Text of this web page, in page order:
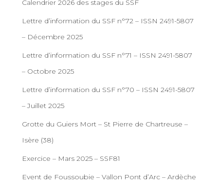
Calendrier 2026 des stages du SSF
Lettre d’information du SSF n°72 – ISSN 2491-5807
– Décembre 2025
Lettre d’information du SSF n°71 – ISSN 2491-5807
– Octobre 2025
Lettre d’information du SSF n°70 – ISSN 2491-5807
– Juillet 2025
Grotte du Guiers Mort – St Pierre de Chartreuse –
Isère (38)
Exercice – Mars 2025 – SSF81
Event de Foussoubie – Vallon Pont d’Arc – Ardèche